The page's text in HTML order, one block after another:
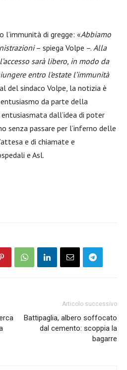
l’immunità di gregge: «Abbiamo
– spiega Volpe –. Alla
sarà libero, in modo da
entro l’estate l’immunità
del sindaco Volpe, la notizia è
da parte della
dall’idea di poter
senza passare per l’inferno delle
e di chiamate e
e Asl.
Articolo successivo
Battipaglia, albero soffocato
dal cemento: scoppia la
bagarre